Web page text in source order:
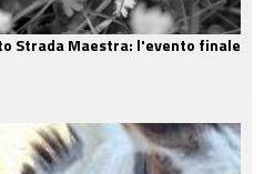
Strada Maestra: l'evento finale